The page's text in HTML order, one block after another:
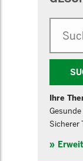
Ihre
Sicherer